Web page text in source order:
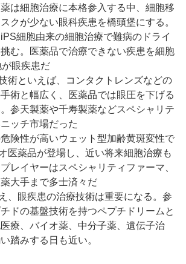
は細胞治療に本格参入する中、細胞移
クが少ない眼科疾患を橋頭堡にする。
細胞由来の細胞治療で難病のドライ
む。医薬品で治療できない疾患を細胞
眼疾患だ
術といえば、コンタクトレンズなどの
術と幅広く、医薬品では眼圧を下げる
参天製薬や千寿製薬などスペシャリテ
ッチ市場だった
険性が高いウェット型加齢黄斑変性で
医薬品が登場し、近い将来細胞治療も
レイヤーはスペシャリティファーマ、
大手まで多士済々だ
、眼疾患の治療技術は重要になる。参
ドの基盤技術を持つペプチドリームと
療、バイオ薬、中分子薬、遺伝子治
踏みする日も近い。